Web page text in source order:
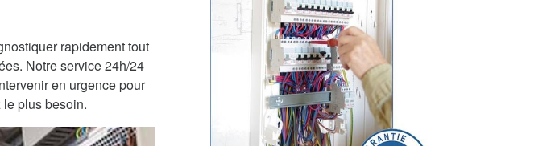
rapidement tout
Notre service 24h/24
en urgence pour
plus besoin.